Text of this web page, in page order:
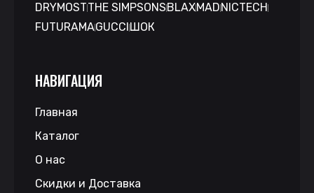
DRYMOSTTHE SIMPSONS BLAXMAD NICTECH
FUTURAMAGUCCI ШОК
НАВИГАЦИЯ
Главная
Каталог
О нас
Скидки и Доставка